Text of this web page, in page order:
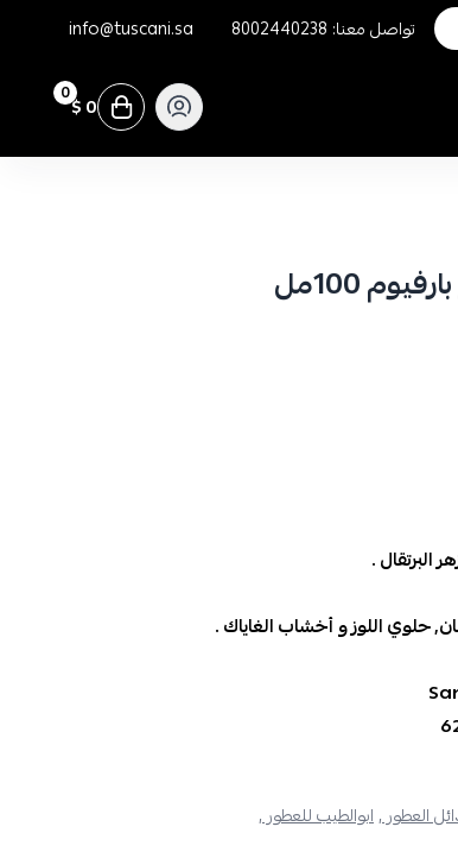
تواصل معنا: 8002440238
info@tuscani.sa
0 0 $
100مل
البرتقال .
حلوي اللوز و أخشاب الغاياك .
العطور ,ابوالطيب للعطور ,